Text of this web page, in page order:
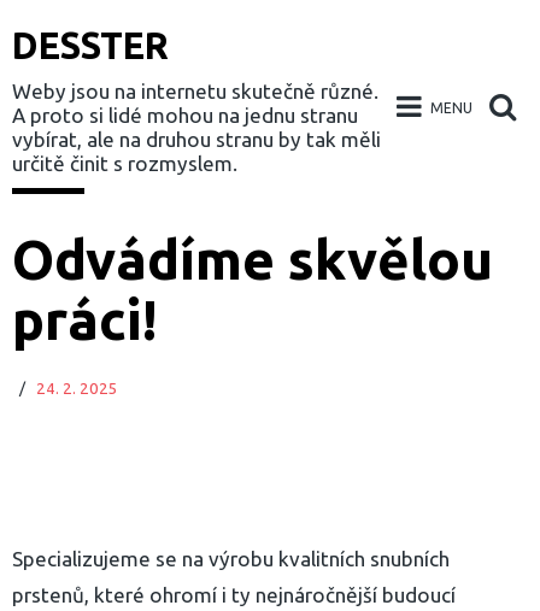
DESSTER
Weby jsou na internetu skutečně různé.
A proto si lidé mohou na jednu stranu
vybírat, ale na druhou stranu by tak měli
určitě činit s rozmyslem.
MENU
Skip
to
content
Odvádíme skvělou
práci!
/ 24. 2. 2025
Specializujeme se na výrobu kvalitních snubních
prstenů, které ohromí i ty nejnáročnější budoucí